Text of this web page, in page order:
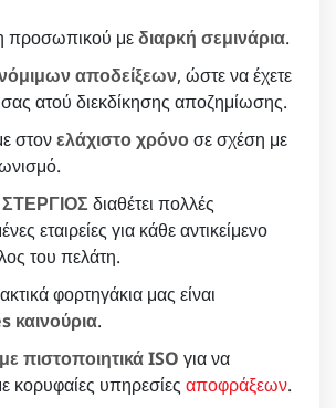
προσωπικού μεδιαρκή σεμινάρια.
αποδείξεων, ώστε να έχετε
ατού διεκδίκησης αποζημίωσης.
στονελάχιστο χρόνοσε σχέση με
ΣΤΕΡΓΙΟΣ διαθέτει πολλές
εταιρείες για κάθε αντικείμενο
του πελάτη.
φορτηγάκια μας είναι
καινούρια.
πιστοποιητικά ISO για να
κορυφαίες υπηρεσίες αποφράξεων.